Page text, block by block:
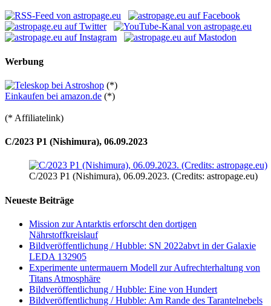
Werbung
(*)
Einkaufen bei amazon.de (*)
(* Affiliatelink)
C/2023 P1 (Nishimura), 06.09.2023
C/2023 P1 (Nishimura), 06.09.2023. (Credits: astropage.eu)
Neueste Beiträge
Mission zur Antarktis erforscht den dortigen
Nährstoffkreislauf
Bildveröffentlichung / Hubble: SN 2022abvt in der Galaxie
LEDA 132905
Experimente untermauern Modell zur Aufrechterhaltung von
Titans Atmosphäre
Bildveröffentlichung / Hubble: Eine von Hundert
Bildveröffentlichung / Hubble: Am Rande des Tarantelnebels